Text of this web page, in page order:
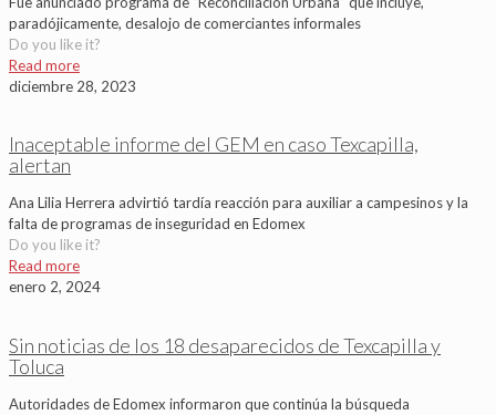
paradójicamente, desalojo de comerciantes informales
Do you like it?
Read more
diciembre 28, 2023
Inaceptable informe del GEM en caso Texcapilla,
alertan
Ana Lilia Herrera advirtió tardía reacción para auxiliar a campesinos y la
falta de programas de inseguridad en Edomex
Do you like it?
Read more
enero 2, 2024
Sin noticias de los 18 desaparecidos de Texcapilla y
Toluca
Autoridades de Edomex informaron que continúa la búsqueda